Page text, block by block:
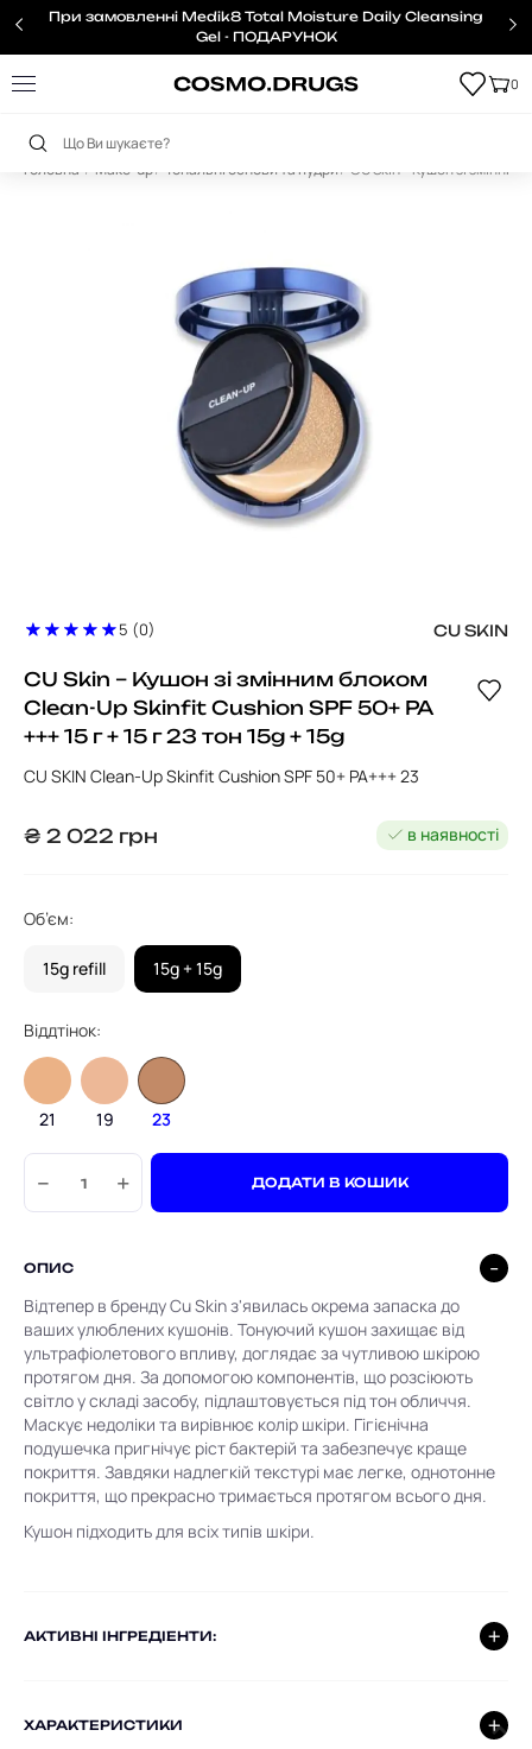
При замовленні Medik8 Total Moisture Daily Cleansing
Gel - ПОДАРУНОК
0
Головна Make-up Тональні основи та пудри CU Skin – Кушон зі
5 (0) CU SKIN
CU Skin – Кушон зі змінним блоком
Clean-Up Skinfit Cushion SPF 50+ PA
+++ 15 г + 15 г 23 тон 15g + 15g
CU SKIN Clean-Up Skinfit Cushion SPF 50+ PA+++ 23
₴ 2 022 грн в наявності
Об’єм:
15g refill 15g + 15g
Віддтінок:
21 19 23
− + ДОДАТИ В КОШИК
ОПИС
Відтепер в бренду Cu Skin з'явилась окрема запаска до
ваших улюблених кушонів. Тонуючий кушон захищає від
ультрафіолетового впливу, доглядає за чутливою шкірою
протягом дня. За допомогою компонентів, що розсіюють
світло у складі засобу, підлаштовується під тон обличчя.
Маскує недоліки та вирівнює колір шкіри. Гігієнічна
подушечка пригнічує ріст бактерій та забезпечує краще
покриття. Завдяки надлегкій текстурі має легке, однотонне
покриття, що прекрасно тримається протягом всього дня.
Кушон підходить для всіх типів шкіри.
AКТИВНІ ІНГРЕДІЕНТИ:
ХАРАКТЕРИСТИКИ